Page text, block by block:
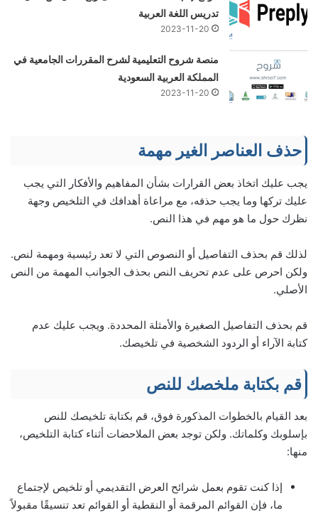
تدريس اللغة العربية
2023-11-20
منصة شروح التعليمية لشرح المقررات الجامعية في
المملكة العربية السعودية
2023-11-20
حذف العناصر الغير مهمة
يجب عليك اتخاذ بعض القرارات بشأن المفاهيم والأفكار التي يجب
عليك تركها وما يجب حذفه، مع مراعاة أهدافك في التلخيص وجهة
نظرك حول ما هو مهم في هذا النص.
لذلك قم بحذف التفاصيل أو النصوص التي لا تعد رئيسية ومهمة لنص.
ولكن احرص على عدم تحريف النص بحذف الجوانب المهمة من النص
الأصلي.
قم بحذف التفاصيل الصغيرة والأمثلة المحددة. ويجب عليك عدم
كتابة الآراء أو الردود الشخصية في تلخيصك.
قم بكتابة ملخصك للنص
بعد القيام بالخطوات المذكورة فوق، قم بكتابة تلخيصك للنص
بإسلوبك وكلماتك. ولكن توجد بعض الملاحضات أثناء كتابة التلخيص،
منها:
إذا كنت تقوم بعمل شرائح العرض التقديمي أو تلخيص لإجتماع
ما، فإن القوائم المرقمة أو النقطية أو القوائم تعد تنسيقًا مقبولاً